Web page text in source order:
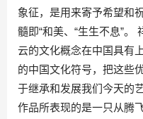
象征，是用来寄予希望和
髓即“和美、“生生不息”
云的文化概念在中国具有
的中国文化符号，把这些
于继承和发展我们今天的
作品所表现的是一只从腾